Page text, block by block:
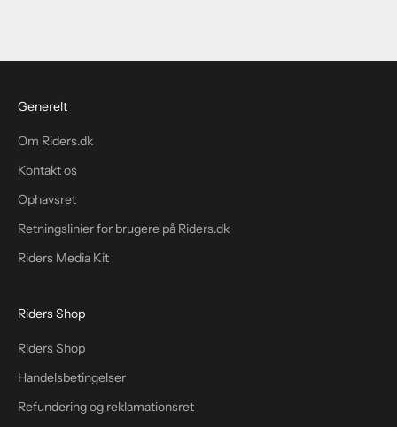
Generelt
Om Riders.dk
Kontakt os
Ophavsret
Retningslinier for brugere på Riders.dk
Riders Media Kit
Riders Shop
Riders Shop
Handelsbetingelser
Refundering og reklamationsret